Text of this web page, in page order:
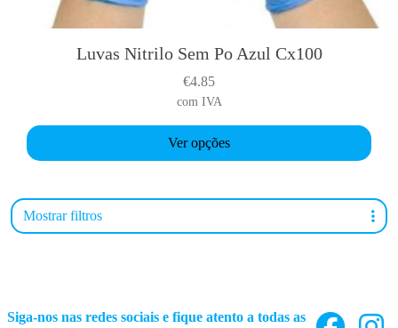
Luvas Nitrilo Sem Po Azul Cx100
€4.85
com IVA
Ver opções
p
r
d
u
Mostrar filtros
Siga-nos nas redes sociais e fique atento a todas as